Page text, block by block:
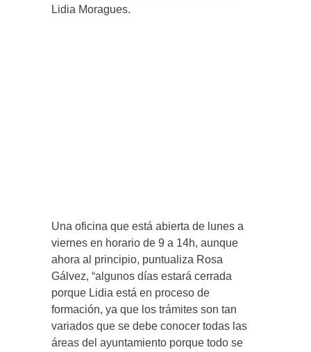
Lidia Moragues.
Una oficina que está abierta de lunes a
viernes en horario de 9 a 14h, aunque
ahora al principio, puntualiza Rosa
Gálvez, “algunos días estará cerrada
porque Lidia está en proceso de
formación, ya que los trámites son tan
variados que se debe conocer todas las
áreas del ayuntamiento porque todo se